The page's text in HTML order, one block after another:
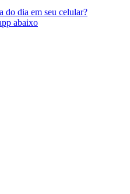
do dia em seu celular?
abaixo